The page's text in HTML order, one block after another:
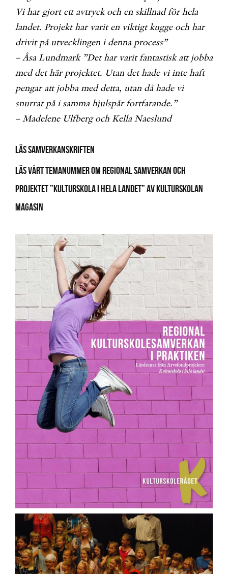
Vi har gjort ett avtryck och en skillnad för hela
landet. Projekt har varit en viktigt kugge och har
drivit på utvecklingen i denna process”
– Åsa Lundmark ”Det har varit fantastisk att jobba
med det här projektet. Utan det hade vi inte haft
pengar att jobba med detta, utan då hade vi
snurrat på i samma hjulspår fortfarande.”
– Madelene Ulfberg och Kella Naeslund
Läs samverkanskriften
läs vårt temanummer om regional samverkan och
projektet ”Kulturskola i hela landet” av Kulturskolan
magasin